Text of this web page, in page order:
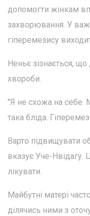
допомогти жінкам
захворювання. У
гіперемезису
Неньє зізнається, що
хвороби.
"Я не схожа на себе.
така бліда.
Варто підвищувати
вказує Уче-Нвідагу.
лікувати.
Майбутні матері
ділячись ними з